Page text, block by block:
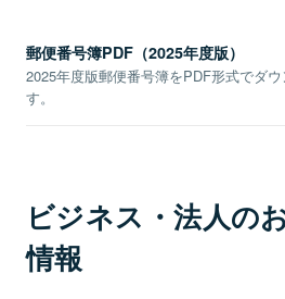
郵便番号簿PDF（2025年度版）
2025年度版郵便番号簿をPDF形式でダ
す。
ビジネス・法人の
情報